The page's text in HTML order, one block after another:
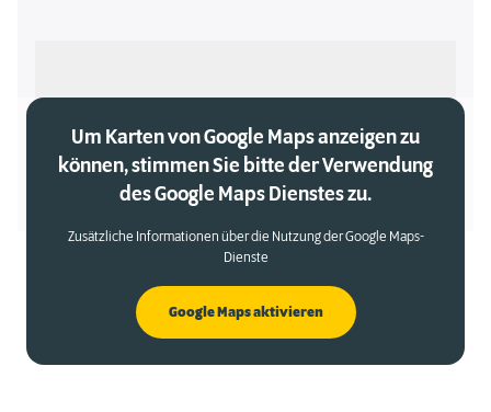
Um Karten von Google Maps anzeigen zu
können, stimmen Sie bitte der Verwendung
des Google Maps Dienstes zu.
Zusätzliche Informationen über die Nutzung der Google Maps-
Dienste
Google Maps aktivieren